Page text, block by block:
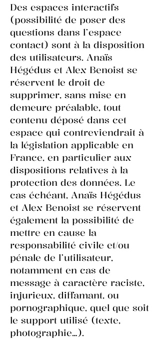
Des espaces interactifs
(possibilité de poser des
questions dans l’espace
contact) sont à la disposition
des utilisateurs. Anaïs
Hégédus et Alex Benoist se
réservent le droit de
supprimer, sans mise en
demeure préalable, tout
contenu déposé dans cet
espace qui contreviendrait à
la législation applicable en
France, en particulier aux
dispositions relatives à la
protection des données. Le
cas échéant, Anaïs Hégédus
et Alex Benoist se réservent
également la possibilité de
mettre en cause la
responsabilité civile et/ou
pénale de l’utilisateur,
notamment en cas de
message à caractère raciste,
injurieux, diffamant, ou
pornographique, quel que soit
le support utilisé (texte,
photographie…).